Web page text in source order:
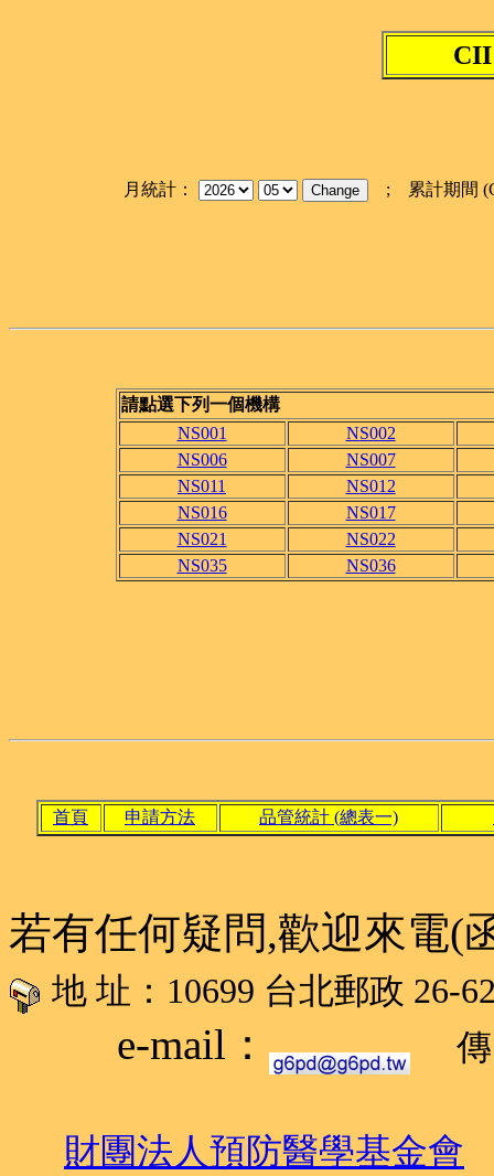
月統計： ; 累計期間
請點選下列一個機構
NS001
NS002
NS006
NS007
NS011
NS012
NS016
NS017
NS021
NS022
NS035
NS036
首頁 申請方法 品管統計 (總表一)
若有任何疑問,歡迎來電(
地 址：10699 台北郵政
e-mail：
財團法人預防醫學基金會